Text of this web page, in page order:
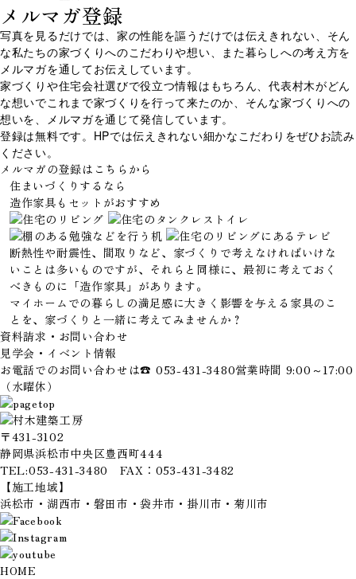
メルマガ登録
写真を見るだけでは、家の性能を謳うだけでは伝えきれない、そん
な私たちの家づくりへのこだわりや想い、また暮らしへの考え方を
メルマガを通してお伝えしています。
家づくりや住宅会社選びで役立つ情報はもちろん、代表村木がどん
な想いでこれまで家づくりを行って来たのか、そんな家づくりへの
想いを、メルマガを通じて発信しています。
登録は無料です。HPでは伝えきれない細かなこだわりをぜひお読み
ください。
メルマガの登録はこちらから
住まいづくりするなら
造作家具 も セット がおすすめ
断熱性や耐震性、間取りなど、家づくりで考えなければいけな
いことは多いものですが、それらと同様に、最初に考えておく
べきものに「造作家具」があります。
マイホームでの暮らしの満足感に大きく影響を与える家具のこ
とを、家づくりと一緒に考えてみませんか？
資料請求・お問い合わせ
見学会・イベント情報
お電話でのお問い合わせは☎ 053-431-3480営業時間 9:00～17:00
（水曜休）
〒431-3102
静岡県浜松市中央区豊西町444
TEL:053-431-3480 FAX：053-431-3482
【施工地域】
浜松市・湖西市・磐田市・袋井市・掛川市・菊川市
HOME